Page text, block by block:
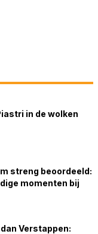
in de wolken
streng beoordeeld:
momenten bij
Verstappen: